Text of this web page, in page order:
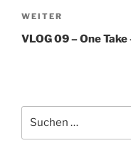
Nächster
Beitrag
WEITER
VLOG 09 – One
nach: